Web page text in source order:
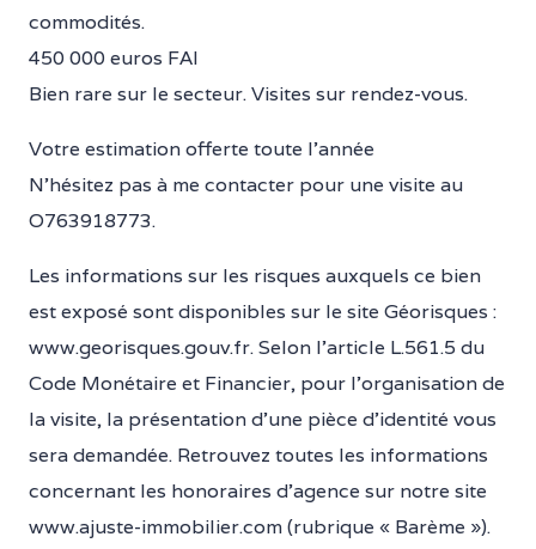
commodités.
450 000 euros FAI
Bien rare sur le secteur. Visites sur rendez-vous.
Votre estimation offerte toute l’année
N’hésitez pas à me contacter pour une visite au
O763918773.
Les informations sur les risques auxquels ce bien
est exposé sont disponibles sur le site Géorisques :
www.georisques.gouv.fr. Selon l’article L.561.5 du
Code Monétaire et Financier, pour l’organisation de
la visite, la présentation d’une pièce d’identité vous
sera demandée. Retrouvez toutes les informations
concernant les honoraires d’agence sur notre site
www.ajuste-immobilier.com (rubrique « Barème »).